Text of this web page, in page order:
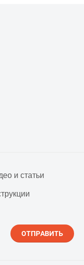
и статьи
ОТПРАВИТЬ